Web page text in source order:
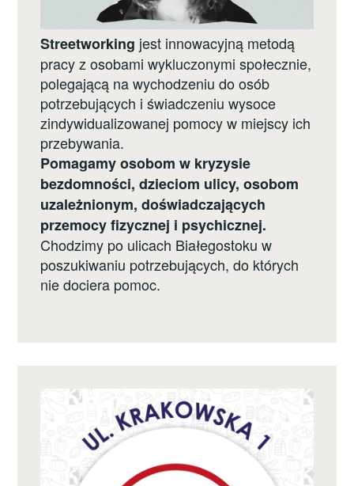
Streetworking jest innowacyjną metodą
pracy z osobami wykluczonymi społecznie,
polegającą na wychodzeniu do osób
potrzebujących i świadczeniu wysoce
zindywidualizowanej pomocy w miejscy ich
przebywania.
Pomagamy osobom w kryzysie
bezdomności, dzieciom ulicy, osobom
uzależnionym, doświadczających
przemocy fizycznej i psychicznej.
Chodzimy po ulicach Białegostoku w
poszukiwaniu potrzebujących, do których
nie dociera pomoc.